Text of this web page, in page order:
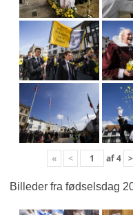
« < af4 >
Billeder fra fødselsdag